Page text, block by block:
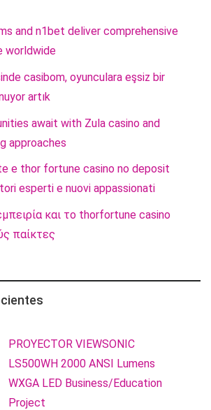
and n1bet deliver comprehensive
worldwide
casibom, oyunculara eşsiz bir
artık
await with Zula casino and
approaches
e thor fortune casino no deposit
esperti e nuovi appassionati
και το thorfortune casino
παίκτες
PROYECTOR VIEWSONIC
LS500WH 2000 ANSI Lumens
WXGA LED Business/Education
Project